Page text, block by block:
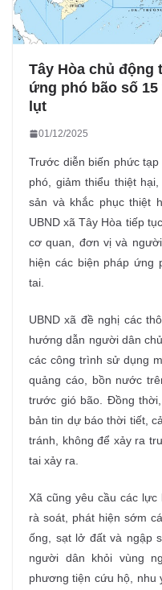
Tây Hòa chủ động
ứng phó bão số
lụt
01/12/2025
Trước diễn biến phức
phó, giảm thiểu thiệt
sản và khắc phục thiệt
UBND xã Tây Hòa tiếp
cơ quan, đơn vị và
hiện các biện pháp ứng
tai.
UBND xã đề nghị các
hướng dẫn người dân
các công trình sử dụng
quảng cáo, bồn nước
trước gió bão. Đồng
bản tin dự báo thời tiết,
tránh, không để xảy ra
tai xảy ra.
Xã cũng yêu cầu các
rà soát, phát hiện sớm
ống, sạt lở đất và ngập
người dân khỏi vùng
phương tiện cứu hộ, nhu